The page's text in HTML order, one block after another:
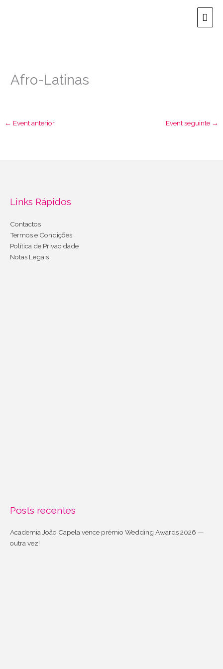
Afro-Latinas
← Event anterior Event seguinte →
Links Rápidos
Contactos
Termos e Condições
Política de Privacidade
Notas Legais
Posts recentes
Academia João Capela vence prémio Wedding Awards 2026 —
outra vez!